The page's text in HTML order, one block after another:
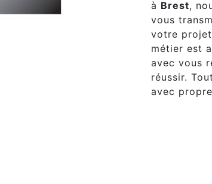
à Brest,
vous
votre
métier est
avec vous
réussir.
avec